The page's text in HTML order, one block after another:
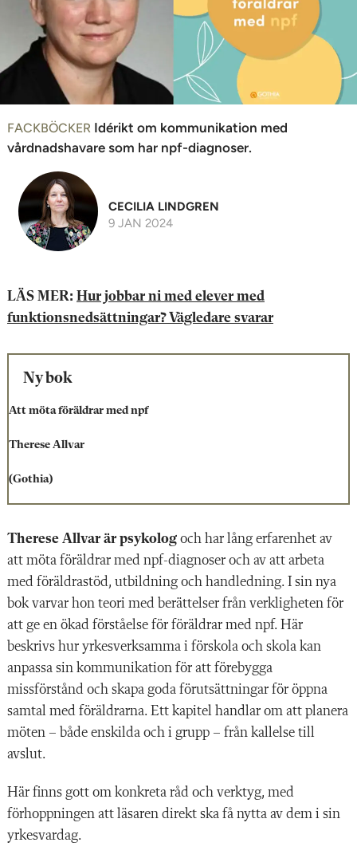
FACKBÖCKER Idérikt om kommunikation med
vårdnadshavare som har npf-diagnoser.
CECILIA LINDGREN
9 JAN 2024
LÄS MER: Hur jobbar ni med elever med
funktionsnedsättningar? Vägledare svarar
Ny bok
Att möta föräldrar med npf
Therese Allvar
(Gothia)
Therese Allvar är psykolog och har lång erfarenhet av
att möta föräldrar med npf-diagnoser och av att arbeta
med föräldrastöd, utbildning och handledning. I sin nya
bok varvar hon teori med berättelser från verkligheten för
att ge en ökad förståelse för föräldrar med npf. Här
beskrivs hur yrkesverksamma i förskola och skola kan
anpassa sin kommunikation för att förebygga
missförstånd och skapa goda förutsättningar för öppna
samtal med föräldrarna. Ett kapitel handlar om att planera
möten – både enskilda och i grupp – från kallelse till
avslut.
Här finns gott om konkreta råd och verktyg, med
förhoppningen att läsaren direkt ska få nytta av dem i sin
yrkesvardag.